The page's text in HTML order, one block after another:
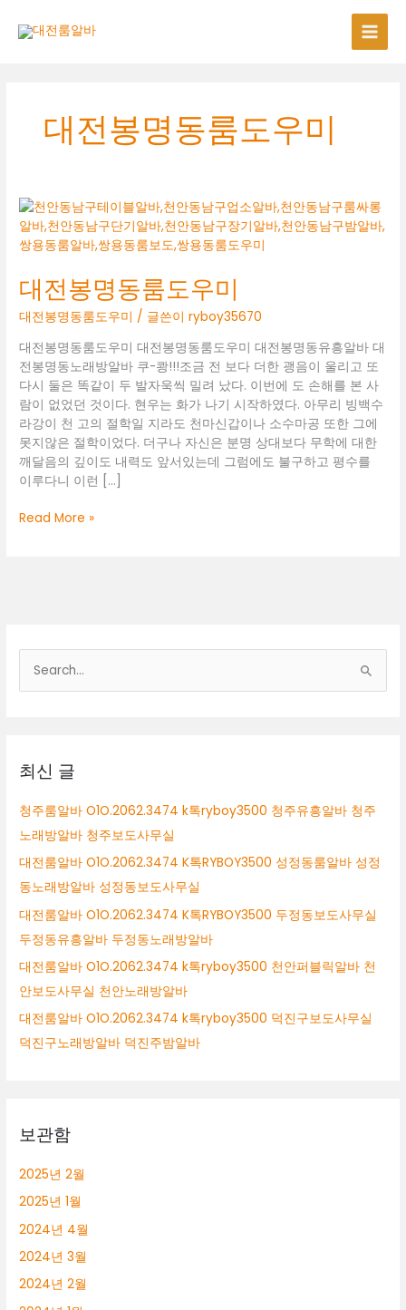
대전봉명동룸도우미
대전봉명동룸도우미
대전봉명동룸도우미 / 글쓴이ryboy35670
대전봉명동룸도우미 대전봉명동룸도우미 대전봉명동유흥알바 대
전봉명동노래방알바 쿠-쾅!!!조금 전 보다 더한 괭음이 울리고 또
다시 둘은 똑같이 두 발자욱씩 밀려 났다. 이번에 도 손해를 본 사
람이 없었던 것이다. 현우는 화가 나기 시작하였다. 아무리 빙백수
라강이 천 고의 절학일 지라도 천마신갑이나 소수마공 또한 그에
못지않은 절학이었다. 더구나 자신은 분명 상대보다 무학에 대한
깨달음의 깊이도 내력도 앞서있는데 그럼에도 불구하고 평수를
이루다니 이런 […]
대
우
Read More »
최신 글
청주룸알바 O1O.2062.3474 k톡ryboy3500 청주유흥알바 청주
노래방알바 청주보도사무실
대전룸알바 O1O.2062.3474 K톡RYBOY3500 성정동룸알바 성정
동노래방알바 성정동보도사무실
대전룸알바 O1O.2062.3474 K톡RYBOY3500 두정동보도사무실
두정동유흥알바 두정동노래방알바
대전룸알바 O1O.2062.3474 k톡ryboy3500 천안퍼블릭알바 천
안보도사무실 천안노래방알바
대전룸알바 O1O.2062.3474 k톡ryboy3500 덕진구보도사무실
덕진구노래방알바 덕진주밤알바
보관함
2025년 2월
2025년 1월
2024년 4월
2024년 3월
2024년 2월